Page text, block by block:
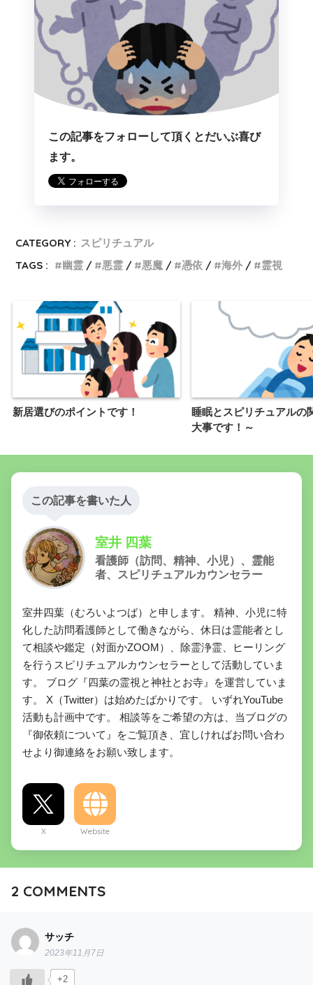
この記事をフォローして頂くとだいぶ喜び
ます。
CATEGORY : スピリチュアル
TAGS :
幽霊 悪霊 悪魔 憑依 海外 霊視
新居選びのポイントです！
睡眠とスピリチュアルの
大事です！～
この記事を書いた人
室井 四葉
看護師（訪問、精神、小児）、霊能
者、スピリチュアルカウンセラー
室井四葉（むろいよつば）と申します。 精神、小児に特
化した訪問看護師として働きながら、休日は霊能者とし
て相談や鑑定（対面かZOOM）、除霊浄霊、ヒーリング
を行うスピリチュアルカウンセラーとして活動していま
す。 ブログ『四葉の霊視と神社とお寺』を運営していま
す。 X（Twitter）は始めたばかりです。 いずれYouTube
活動も計画中です。 相談等をご希望の方は、当ブログの
『御依頼について』をご覧頂き、宜しければお問い合わ
せより御連絡をお願い致します。
X Website
2 COMMENTS
サッチ
2023年11月7日
+2